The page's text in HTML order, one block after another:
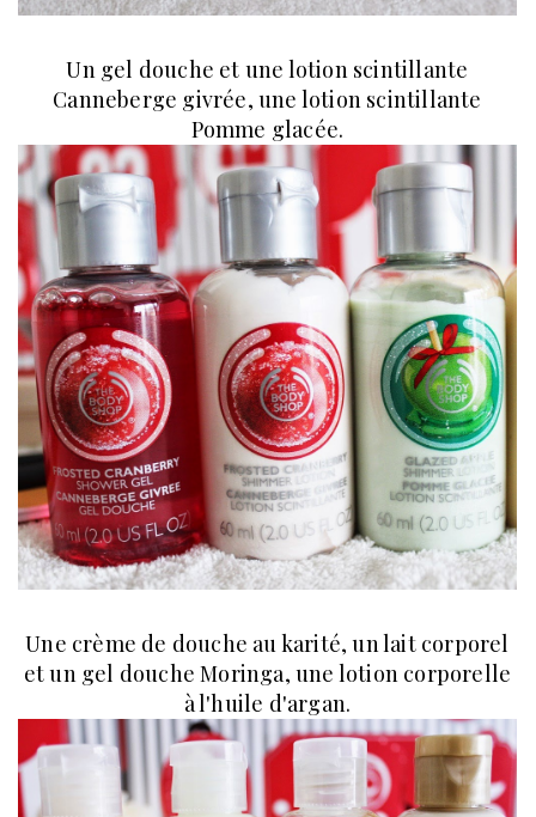
Un gel douche et une lotion scintillante
Canneberge givrée, une lotion scintillante
Pomme glacée.
Une crème de douche au karité, un lait corporel
et un gel douche Moringa, une lotion corporelle
à l'huile d'argan.